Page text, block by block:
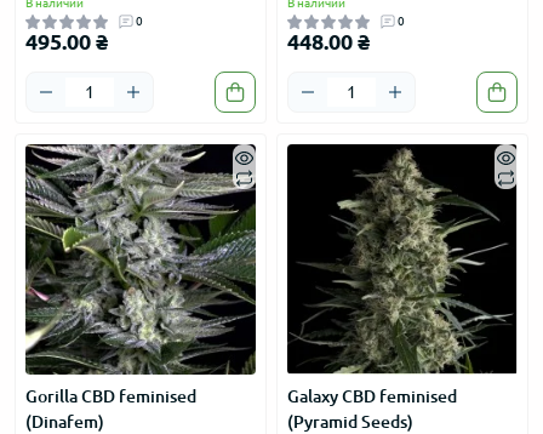
В наличии
0
495.00 ₴
В наличии
0
448.00 ₴
Gorilla CBD feminised
(Dinafem)
Galaxy CBD feminised
(Pyramid Seeds)